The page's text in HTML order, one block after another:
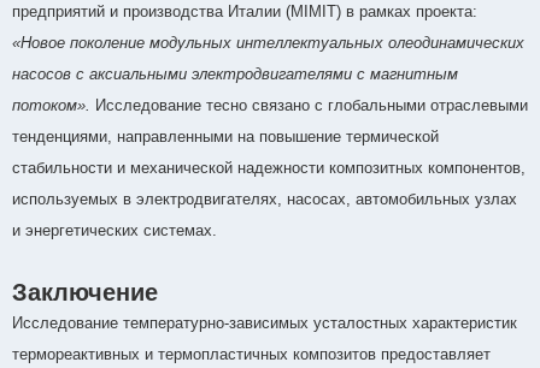
предприятий и производства Италии (MIMIT) в рамках проекта:
«Новое поколение модульных интеллектуальных олеодинамических
насосов с аксиальными электродвигателями с магнитным
потоком». Исследование тесно связано с глобальными отраслевыми
тенденциями, направленными на повышение термической
стабильности и механической надежности композитных компонентов,
используемых в электродвигателях, насосах, автомобильных узлах
и энергетических системах.
Заключение
Исследование температурно-зависимых усталостных характеристик
термореактивных и термопластичных композитов предоставляет